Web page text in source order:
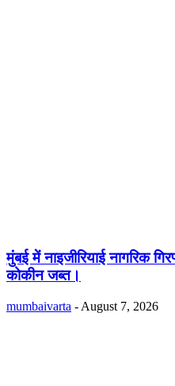
मुंबई में नाइजीरियाई नागरिक
कोकीन जब्त।
mumbaivarta - August 7, 2026